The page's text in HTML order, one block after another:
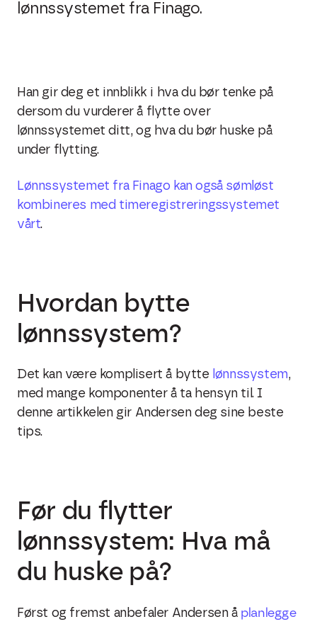
lønnssystemet fra Finago.
Han gir deg et innblikk i hva du bør tenke på
dersom du vurderer å flytte over
lønnssystemet ditt, og hva du bør huske på
under flytting.
Lønnssystemet fra Finago kan også sømløst
kombineres med timeregistreringssystemet
vårt.
Hvordan bytte
lønnssystem?
Det kan være komplisert å bytte lønnssystem,
med mange komponenter å ta hensyn til. I
denne artikkelen gir Andersen deg sine beste
tips.
Før du flytter
lønnssystem: Hva må
du huske på?
Først og fremst anbefaler Andersen å planlegge